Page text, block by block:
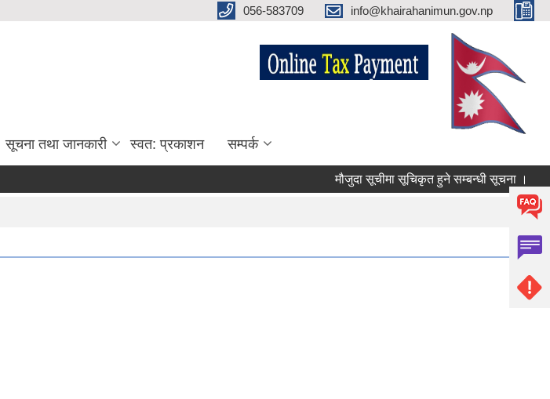
056-583709 info@khairahanimun.gov.np
सूचना तथा जानकारी स्वत: प्रकाशन सम्पर्क
मौजुदा सूचीमा सूचिकृत हुने सम्बन्धी सूचना ।